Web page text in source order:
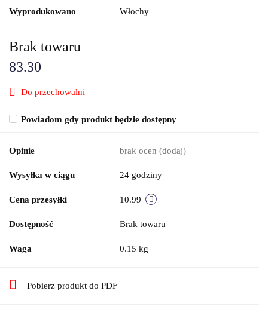
Wyprodukowano Włochy
Brak towaru
83.30
Do przechowalni
Powiadom gdy produkt będzie dostępny
Opinie brak ocen (dodaj)
Wysyłka w ciągu 24 godziny
Cena przesyłki 10.99
Dostępność Brak towaru
Waga 0.15 kg
Pobierz produkt do PDF